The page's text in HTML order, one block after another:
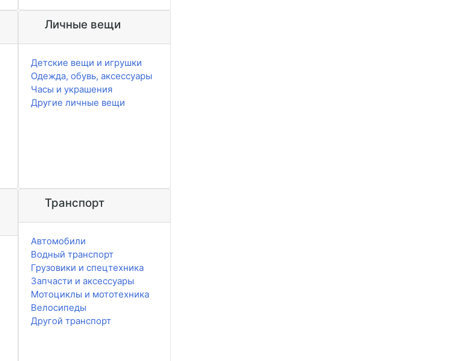
Личные вещи
Детские вещи и игрушки
Одежда, обувь, аксессуары
Часы и украшения
Другие личные вещи
Транспорт
Автомобили
Водный транспорт
Грузовики и спецтехника
Запчасти и аксессуары
Мотоциклы и мототехника
Велосипеды
Другой транспорт